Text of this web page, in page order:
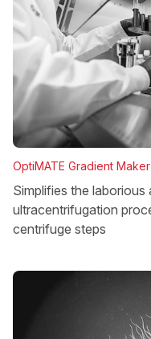
OptiMATE Gradient Maker
Simplifies the
ultracentrifugation
centrifuge steps